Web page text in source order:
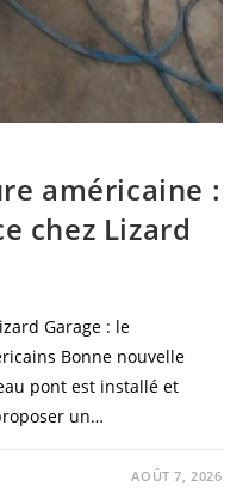
américaine :
chez Lizard
Garage : le
Bonne nouvelle
pont est installé et
un…
AOÛT 7, 2026